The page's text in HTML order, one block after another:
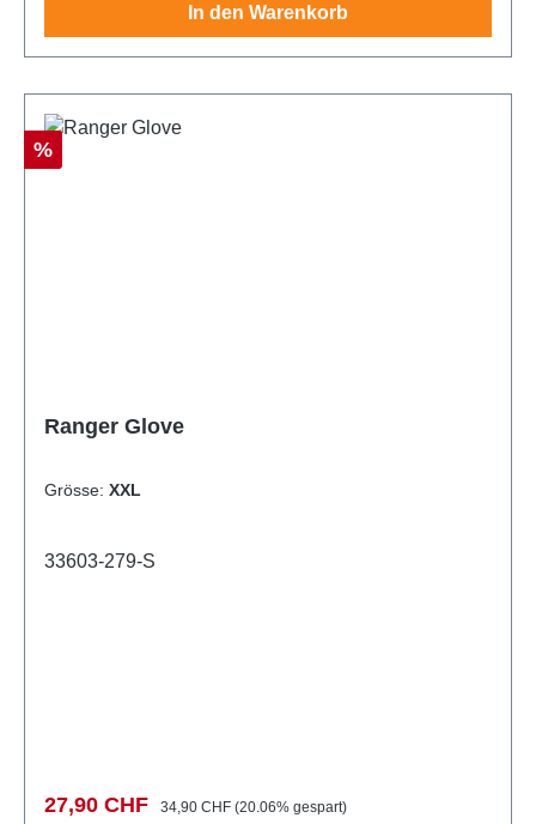
In den Warenkorb
Rabatt
%
Ranger Glove
Grösse: XXL
33603-279-S
Verkaufspreis:
27,90 CHF Regulärer Preis:
34,90 CHF (20.06% gespart)